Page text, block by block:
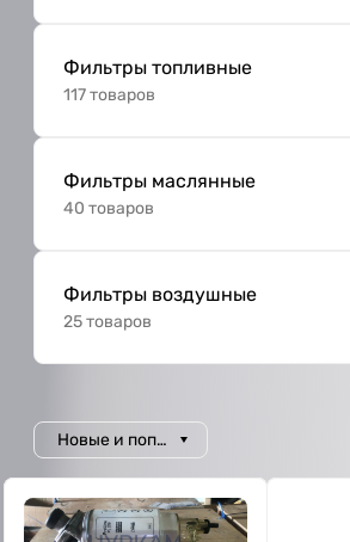
Фильтры топливные
117 товаров
Фильтры маслянные
40 товаров
Фильтры воздушные
25 товаров
Новые и популярные